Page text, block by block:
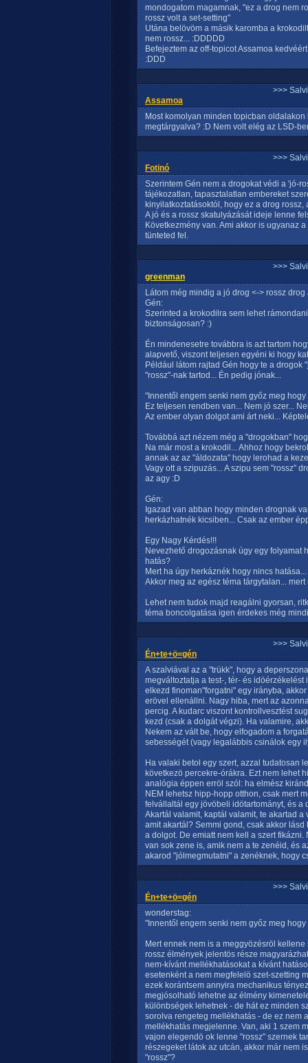
mondogatom magamnak, "ez a drog nem
rossz volt a set-setting"
Utána belövöm a másik karomba a
nem rossz... :DDDDD
Befejeztem az off-topicot Assamoa
:DDD
>>>
Assamoa
Most komolyan minden topicban
megtárgyalva? :D Nem volt elég az LSD-
>>>
Fotinó
Szerintem Gén nem a drogokat védi a 'jó-
tájékozatlan, tapasztalatlan embereket
kinyilatkoztatásoktól, hogy ez a drog rossz,
A jó és a rossz skatulyázását ideje lenne
Következmény van. Ami akkor is ugyanaz
tünteted fel.
>>>
greenman
Látom még mindig a jó drog <-> rossz drog
Gén:
Szerinted a krokodilra sem lehet
biztonságosan? :)
Én mindenesetre továbbra is azt tartom
alapvető, viszont teljesen egyéni ki hogy
Például látom rajtad Gén hogy te a drogok
"rossz"-nak tartod... Én pedig jónak...
"Innentől engem senki nem győz meg hogy
Ez teljesen rendben van... Nem jó szer...
Az ember olyan dolgot ami árt neki...
Továbbá azt nézem még a "drogokban"
Na már most a krokodil... Ahhoz hogy
annak az az "áldozata" hogy lerohad a
Vagy ott a szipuzás... A szipu sem "rossz"
az agy :D
Gén:
Igazad van abban hogy minden drognak
herkázhatnék kicsiben... Csak az ember
Egy Nagy Kérdés!!!
Nevezhető drogozásnak úgy egy folyamat
hatás?
Mert ha úgy herkáznék hogy nincs
Akkor meg az egész téma tárgytalan...
Lehet nem tudok majd reagálni gyorsan,
téma boncolgatása igen érdekes még
>>>
Én+te+ö=gén
A szalviával az a "trükk", hogy a
megváltoztatja a test-, tér- és
elkezd finoman"forgatni" egy irányba,
erövel ellenállni. Nagy hiba, mert az
percig. A kudarc viszont kontrollvesztést
kezd (csak a dolgát végzi). Ha valamire,
Nekem az vált be, hogy elfogadom a
sebességét (vagy legalábbis csinálok egy
Ha valaki betol egy szert, azzal tudatosan
következö percekre-órákra. Ezt nem lehet
analógia éppen erröl szól: ha elmész
NEM lehetsz hipp-hopp otthon, csak mert
felvállaltál egy jövöbeli idötartományt, és a
Akartál valamit, kaptál valamit, te akartad
amit akartál? Semmi gond, csak akkor
a dolgot. De emiatt nem kell a szert
van sok zene is, amik nem a te zenéid, és
akarod "jólmegmutatni" a zenéknek, hogy
>>>
Én+te+ö=gén
wonderstag:
"Innentől engem senki nem győz meg hogy
Mert ennek nem is a meggyözésröl
rossz élmények jelentös része
nem-kívánt mellékhatásokat a kívánt
esetenként a nem megfelelö szet-szetting
ezek korántsem annyira mechanikus
megjósolható lehetne az élmény
különbségek lehetnek - de hát ez minden
sorolva rengeteg mellékhatás - de ez nem
mellékhatás megjelenne. Van, aki 1 szem
vajon elegendö ok lenne "rossz" szernek
részegeket látok az utcán, akkor már nem
"rossz"?